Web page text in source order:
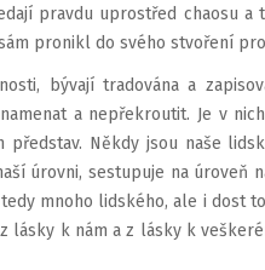
pravdu uprostřed chaosu a
pronikl do svého stvoření
bývají tradována a
a nepřekroutit. Je v
Někdy jsou naše
úrovni, sestupuje na úroveň
mnoho lidského, ale i dost
lásky k nám a z lásky k